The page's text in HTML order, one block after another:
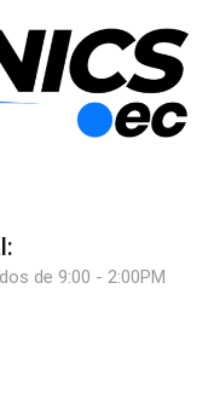
de 9:00 - 2:00PM